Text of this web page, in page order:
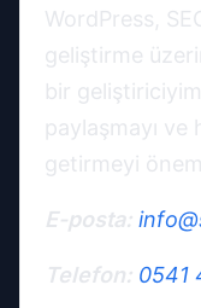
WordPress,
geliştirme
bir
paylaşmayı ve
getirmeyi
E-posta:
Telefon: 0541